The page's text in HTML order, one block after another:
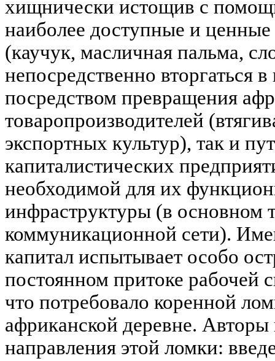
хищнически истощив с
наиболее доступные и ценные
(каучук, масличная пальма,
непосредственно вторгаться
посредством превращения
товаропроизводителей
экспортных культур), так и
капиталистических
необходимой для их
инфраструктуры (в основном
коммуникационной сети).
капитал испытывает особо
постоянном притоке рабочей
что потребовало коренной
африканской деревне.
направления этой ломки: